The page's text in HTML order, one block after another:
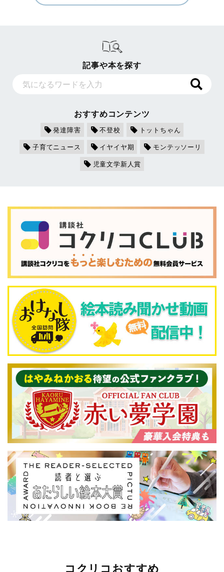
記事や本を探す
おすすめコンテンツ
発達障害 不登校
トットちゃん
子育てニュース
イヤイヤ期
モンテッソーリ
児童文学新人賞
コクリコおすすめ